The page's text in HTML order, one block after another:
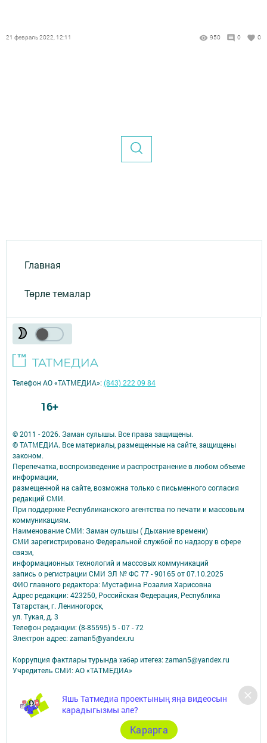
21 февраль 2022, 12:11 950 0 0
Главная
Төрле темалар
Яшь Татмедиа проектының яңа видеосын
карадыгызмы әле?
Карарга
© 2011 - 2026. Заман сулышы. Все права защищены.
© ТАТМЕДИА. Все материалы, размещенные на сайте, защищены
законом.
Перепечатка, воспроизведение и распространение в любом объеме
информации,
размещенной на сайте, возможна только с письменного согласия
редакций СМИ.
При поддержке Республиканского агентства по печати и массовым
коммуникациям.
Наименование СМИ: Заман сулышы ( Дыхание времени)
СМИ зарегистрировано Федеральной службой по надзору в сфере
связи,
информационных технологий и массовых коммуникаций
запись о регистрации СМИ ЭЛ № ФС 77 - 90165 от 07.10.2025
ФИО главного редактора: Мустафина Розалия Харисовна
Адрес редакции: 423250, Российская Федерация, Республика
Татарстан, г. Лениногорск,
ул. Тукая, д. 3
Телефон редакции: (8-85595) 5 - 07 - 72
Электрон адрес: zaman5@yandex.ru
Коррупция фактлары турында хәбәр итегез: zaman5@yandex.ru
Учредитель СМИ: АО «ТАТМЕДИА»
Антикоррупционная политика
АО «ТАТМЕДИА» использует «cookie»для персонализации сервисов и
удобства пользователей сайтом.
Использование «cookie» можно отменить в настройках браузера.
Политика конфиденциальности
Телефон АО «ТАТМЕДИА»:(843) 222 09 84
16+